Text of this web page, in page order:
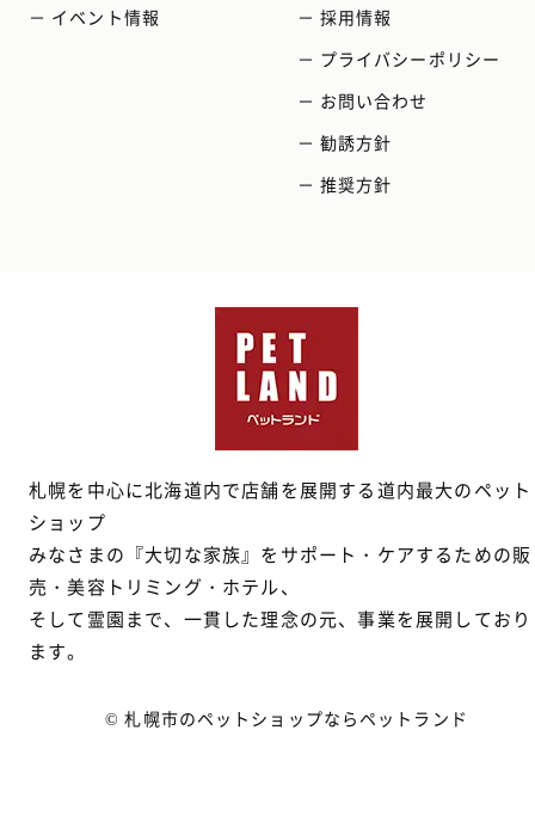
－ イベント情報
－ 採用情報
－ プライバシーポリシー
－ お問い合わせ
－ 勧誘方針
－ 推奨方針
札幌を中心に北海道内で店舗を展開する道内最大のペット
ショップ
みなさまの『大切な家族』をサポート・ケアするための販
売・美容トリミング・ホテル、
そして霊園まで、一貫した理念の元、事業を展開しており
ます。
© 札幌市のペットショップならペットランド